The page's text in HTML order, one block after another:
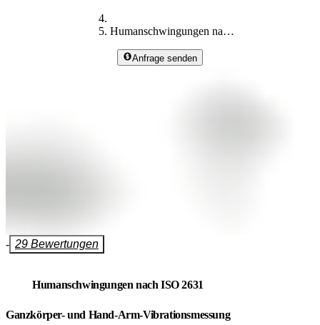
Humanschwingungen nach ISO 2631
Anfrage senden
- 29 Bewertungen
Humanschwingungen nach ISO 2631
Ganzkörper- und Hand-Arm-Vibrationsmessung